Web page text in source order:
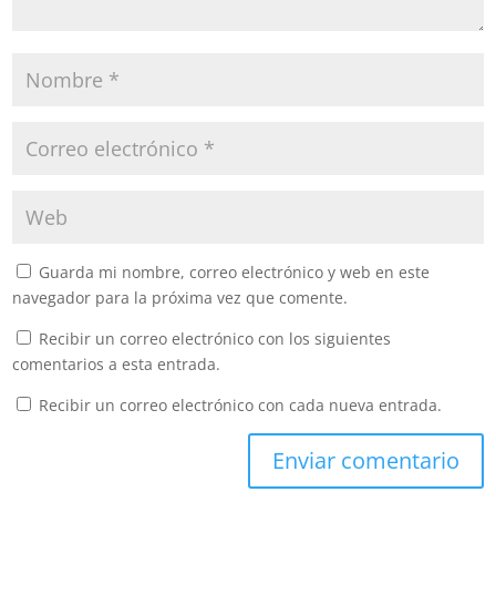
Guarda mi nombre, correo electrónico y web en este
navegador para la próxima vez que comente.
Recibir un correo electrónico con los siguientes
comentarios a esta entrada.
Recibir un correo electrónico con cada nueva entrada.